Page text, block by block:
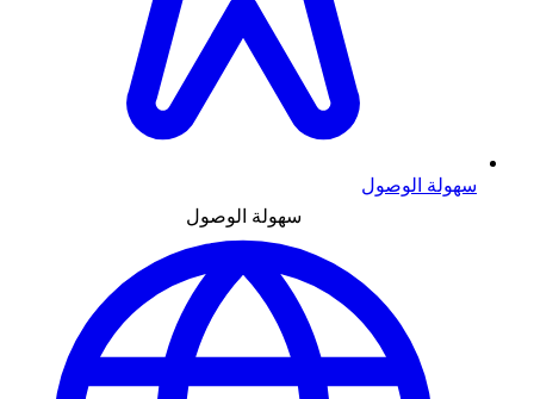
سهولة الوصول
سهولة الوصول